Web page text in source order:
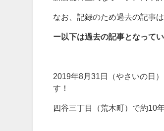
なお、記録のため過去の記事
ー以下は過去の記事となって
2019年8月31日（やさいの日
す！
四谷三丁目（荒木町）で約10